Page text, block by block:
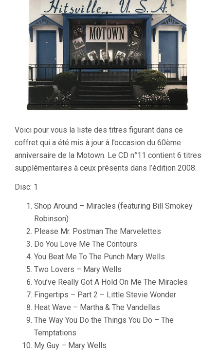
Voici pour vous la liste des titres figurant dans ce
coffret qui a été mis à jour à l’occasion du 60ème
anniversaire de la Motown. Le CD n°11 contient 6 titres
supplémentaires à ceux présents dans l’édition 2008.
Disc: 1
Shop Around – Miracles (featuring Bill Smokey
Robinson)
Please Mr. Postman The Marvelettes
Do You Love Me The Contours
You Beat Me To The Punch Mary Wells
Two Lovers – Mary Wells
You’ve Really Got A Hold On Me The Miracles
Fingertips – Part 2 – Little Stevie Wonder
Heat Wave – Martha & The Vandellas
The Way You Do the Things You Do – The
Temptations
My Guy – Mary Wells